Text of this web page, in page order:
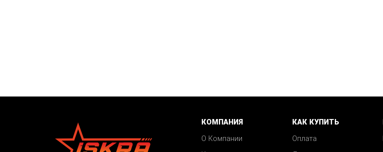
КОМПАНИЯ
О Компании
КАК КУПИТЬ
Оплата